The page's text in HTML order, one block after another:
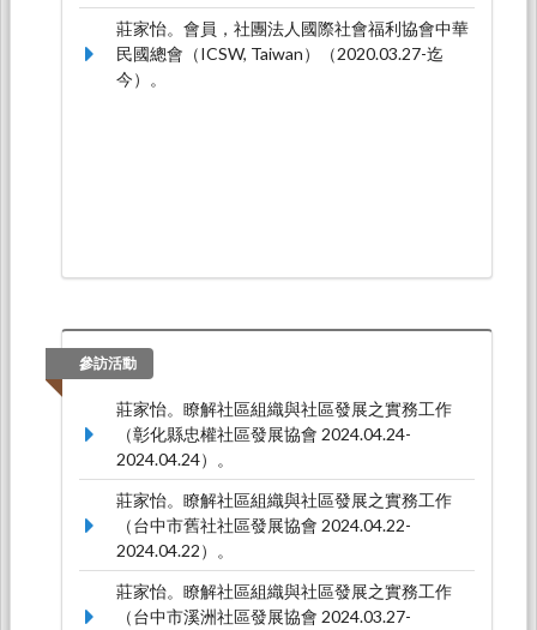
莊家怡。會員，社團法人國際社會福利協會中華
民國總會（ICSW, Taiwan）（2020.03.27-迄
今）。
參訪活動
莊家怡。瞭解社區組織與社區發展之實務工作
（彰化縣忠權社區發展協會 2024.04.24-
2024.04.24）。
莊家怡。瞭解社區組織與社區發展之實務工作
（台中市舊社社區發展協會 2024.04.22-
2024.04.22）。
莊家怡。瞭解社區組織與社區發展之實務工作
（台中市溪洲社區發展協會 2024.03.27-